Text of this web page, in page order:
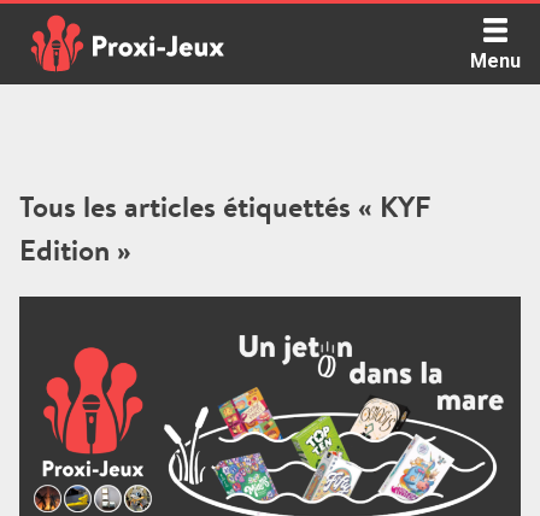
content
Menu
Tous les articles étiquettés « KYF
Edition »